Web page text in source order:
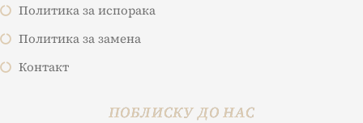
Политика за испорака
Политика за замена
Контакт
ПОБЛИСКУ ДО НАС